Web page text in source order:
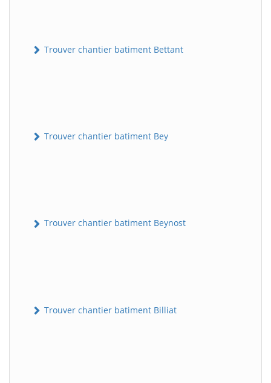
Trouver chantier batiment Bettant
Trouver chantier batiment Bey
Trouver chantier batiment Beynost
Trouver chantier batiment Billiat